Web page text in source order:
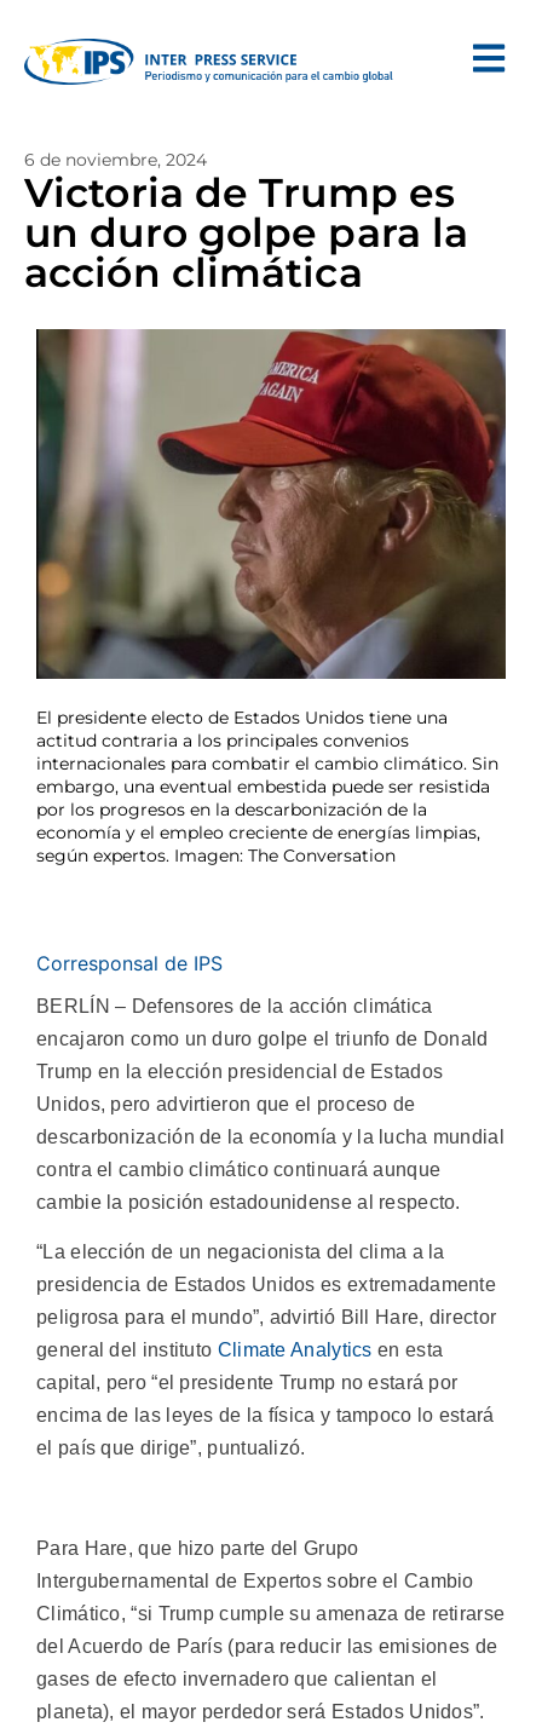
6 de noviembre, 2024
Victoria de Trump es
un duro golpe para la
acción climática
El presidente electo de Estados Unidos tiene una
actitud contraria a los principales convenios
internacionales para combatir el cambio climático. Sin
embargo, una eventual embestida puede ser resistida
por los progresos en la descarbonización de la
economía y el empleo creciente de energías limpias,
según expertos. Imagen: The Conversation
Corresponsal de IPS
BERLÍN – Defensores de la acción climática
encajaron como un duro golpe el triunfo de Donald
Trump en la elección presidencial de Estados
Unidos, pero advirtieron que el proceso de
descarbonización de la economía y la lucha mundial
contra el cambio climático continuará aunque
cambie la posición estadounidense al respecto.
“La elección de un negacionista del clima a la
presidencia de Estados Unidos es extremadamente
peligrosa para el mundo”, advirtió Bill Hare, director
general del instituto Climate Analytics en esta
capital, pero “el presidente Trump no estará por
encima de las leyes de la física y tampoco lo estará
el país que dirige”, puntualizó.
Para Hare, que hizo parte del Grupo
Intergubernamental de Expertos sobre el Cambio
Climático, “si Trump cumple su amenaza de retirarse
del Acuerdo de París (para reducir las emisiones de
gases de efecto invernadero que calientan el
planeta), el mayor perdedor será Estados Unidos”.